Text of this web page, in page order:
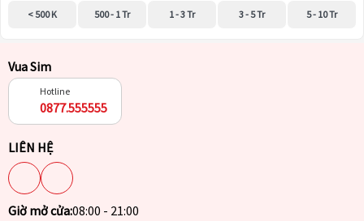
< 500 K 500 - 1 Tr 1 - 3 Tr 3 - 5 Tr 5 - 10 Tr
Vua Sim
Hotline
0877.555555
LIÊN HỆ
Giờ mở cửa:08:00 - 21:00